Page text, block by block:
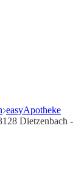
easyApotheke
Dietzenbach -